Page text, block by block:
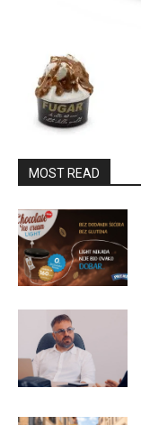
MOST READ